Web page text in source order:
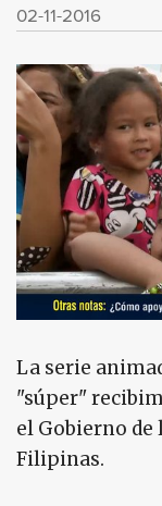
02-11-2016
La serie
"súper"
el Gobierno de
Filipinas.